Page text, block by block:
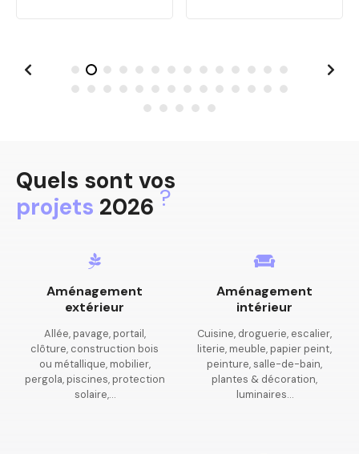
Quels sont vos
projets 2026 ?
Aménagement
extérieur
Allée, pavage, portail,
clôture, construction bois
ou métallique, mobilier,
pergola, piscines, protection
solaire,…
Aménagement
intérieur
Cuisine, droguerie, escalier,
literie, meuble, papier peint,
peinture, salle-de-bain,
plantes & décoration,
luminaires…